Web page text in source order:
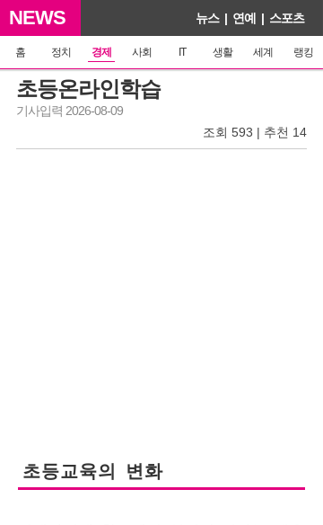
NEWS 뉴스 | 연예 | 스포츠
홈 정치 경제 사회 IT 생활 세계 랭킹
초등온라인학습
기사입력 2026-08-09
조회 593 | 추천 14
초등교육의 변화